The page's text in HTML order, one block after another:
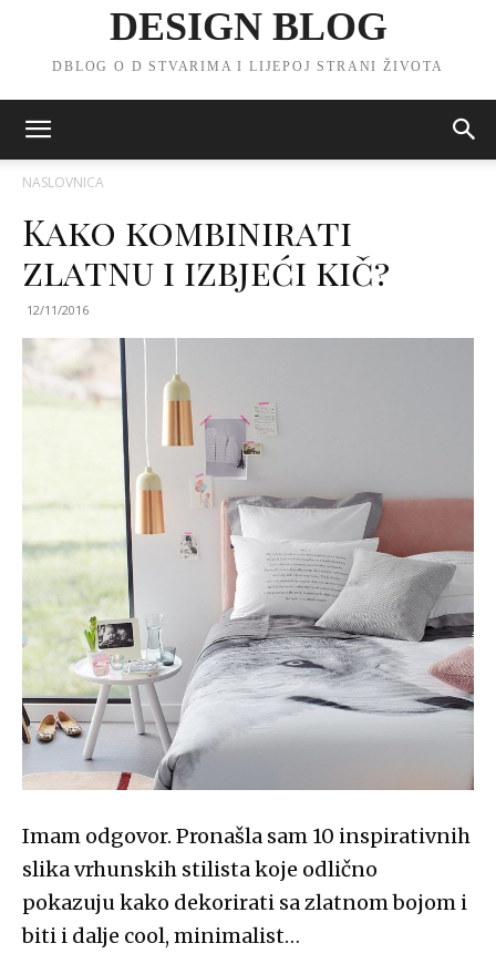
DESIGN BLOG
DBLOG O D STVARIMA I LIJEPOJ STRANI ŽIVOTA
NASLOVNICA
Kako kombinirati
zlatnu i izbjeći kič?
12/11/2016
Imam odgovor. Pronašla sam 10 inspirativnih
slika vrhunskih stilista koje odlično
pokazuju kako dekorirati sa zlatnom bojom i
biti i dalje cool, minimalist…